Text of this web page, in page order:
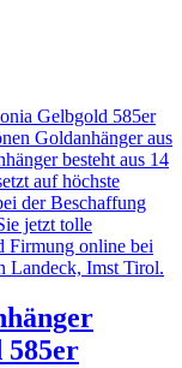
585er